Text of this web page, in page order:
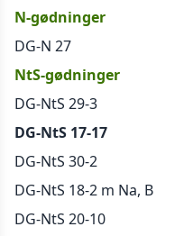
N-gødninger
DG-N 27
NtS-gødninger
DG-NtS 29-3
DG-NtS 17-17
DG-NtS 30-2
DG-NtS 18-2 m Na, B
DG-NtS 20-10